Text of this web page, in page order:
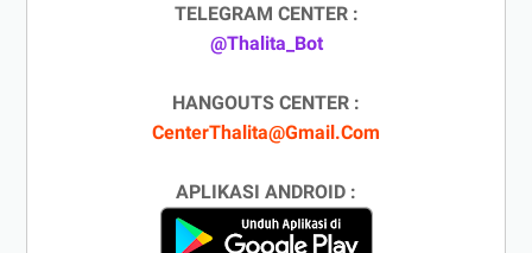
TELEGRAM CENTER :
@Thalita_Bot
HANGOUTS CENTER :
CenterThalita@Gmail.Com
APLIKASI ANDROID :